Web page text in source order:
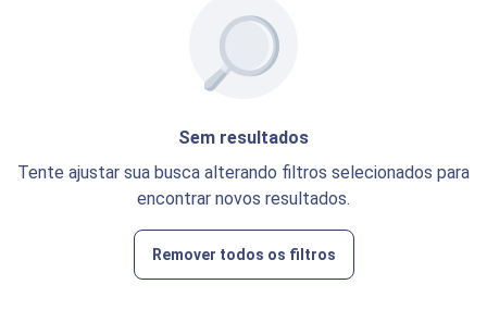
Sem resultados
Tente ajustar sua busca alterando filtros selecionados para
encontrar novos resultados.
Remover todos os filtros